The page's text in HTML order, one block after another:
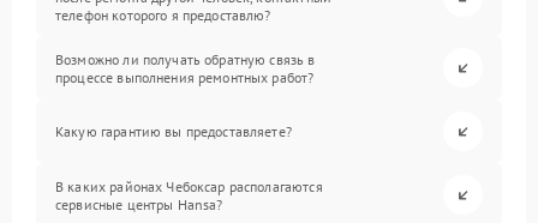
телефон которого я предоставлю?
Возможно ли получать обратную связь в
процессе выполнения ремонтных работ?
Какую гарантию вы предоставляете?
В каких районах Чебоксар располагаются
сервисные центры Hansa?